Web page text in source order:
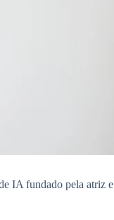
IA fundado pela atriz e